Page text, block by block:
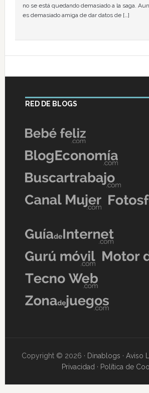
no se está quedando demasiado a la saga.
es demasiado amiga de dar datos de […]
RED DE BLOGS
Copyright © 2026 · Dinablogs ·Aviso
Privacidad · Política de